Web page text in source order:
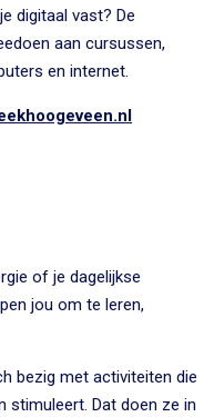
digitaal vast? De
aan cursussen,
en internet.
of je dagelijkse
jou om te leren,
bezig met activiteiten die
stimuleert. Dat doen ze in